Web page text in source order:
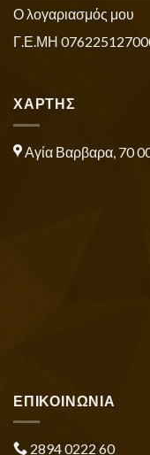
Ο λογαριασμός μου
Γ.Ε.ΜΗ
ΧΑΡΤΗΣ
Αγία Βαρβαρα, 70
ΕΠΙΚΟΙΝΩΝΙΑ
2894 0222 60